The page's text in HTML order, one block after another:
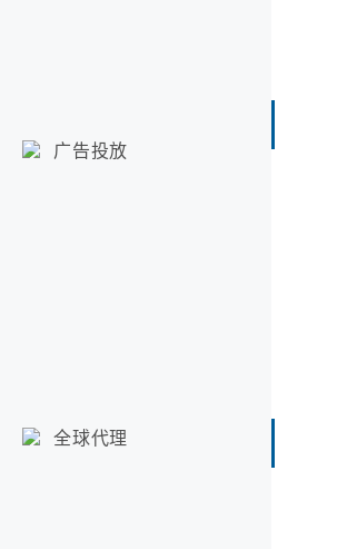
广告投放
全球代理